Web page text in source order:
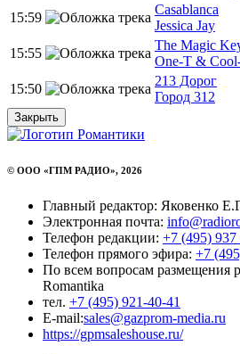
15:59
Casablanca
Jessica Jay
15:55
The Magic
One-T &
15:50
213 Дорог
Город 312
Закрыть
© ООО «ГПМ РАДИО», 2026
Главный редактор: Яковенко
Электронная почта:
Телефон редакции: +7 (495) 937
Телефон прямого эфира: +7
По всем вопросам размещения
Romantika
тел. +7 (495) 921-40-41
E-mail:sales@gazprom-media.ru
https://gpmsaleshouse.ru/